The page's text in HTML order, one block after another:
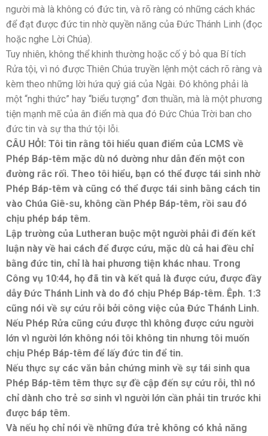
người mà là không có đức tin, và rõ ràng có những cách khác
để đạt được đức tin nhờ quyền năng của Đức Thánh Linh (đọc
hoặc nghe Lời Chúa).
Tuy nhiên, không thể khinh thường hoặc cố ý bỏ qua Bí tích
Rửa tội, vì nó được Thiên Chúa truyền lệnh một cách rõ ràng và
kèm theo những lời hứa quý giá của Ngài. Đó không phải là
một “nghi thức” hay “biểu tượng” đơn thuần, mà là một phương
tiện mạnh mẽ của ân điển mà qua đó Đức Chúa Trời ban cho
đức tin và sự tha thứ tội lỗi.
CÂU HỎI: Tôi tin rằng tôi hiểu quan điểm của LCMS về
Phép Báp-têm mặc dù nó dường như dẫn đến một con
đường rắc rối. Theo tôi hiểu, bạn có thể được tái sinh nhờ
Phép Báp-têm và cũng có thể được tái sinh bằng cách tin
vào Chúa Giê-su, không cần Phép Báp-têm, rồi sau đó
chịu phép báp têm.
Lập trường của Lutheran buộc một người phải đi đến kết
luận này về hai cách để được cứu, mặc dù cả hai đều chỉ
bằng đức tin, chỉ là hai phương tiện khác nhau. Trong
Công vụ 10:44, họ đã tin và kết quả là được cứu, được đầy
dẫy Đức Thánh Linh và do đó chịu Phép Báp-têm. Êph. 1:3
cũng nói về sự cứu rỗi bởi công việc của Đức Thánh Linh.
Nếu Phép Rửa cũng cứu được thì không được cứu người
lớn vì người lớn không nói tôi không tin nhưng tôi muốn
chịu Phép Báp-têm để lấy đức tin để tin.
Nếu thực sự các văn bản chứng minh về sự tái sinh qua
Phép Báp-têm têm thực sự đề cập đến sự cứu rỗi, thì nó
chỉ dành cho trẻ sơ sinh vì người lớn cần phải tin trước khi
được báp têm.
Và nếu họ chỉ nói về những đứa trẻ không có khả năng